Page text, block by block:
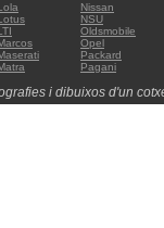
Nissan
NSU
Oldsmobile
Opel
Packard
Pagani
i dibuixos d'un